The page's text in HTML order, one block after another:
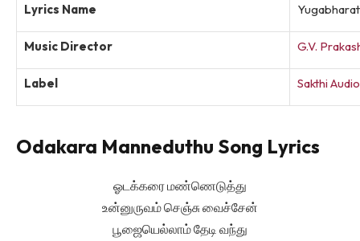
Lyrics Name
Music Director G.V.
Label Sakthi Audio
Odakara Manneduthu Song Lyrics
ஓடக்கரை மண்ணெடுத்து
உன்னுருவம் செஞ்சு வைச்சேன்
பூஜையெல்லாம் தேடி வந்து